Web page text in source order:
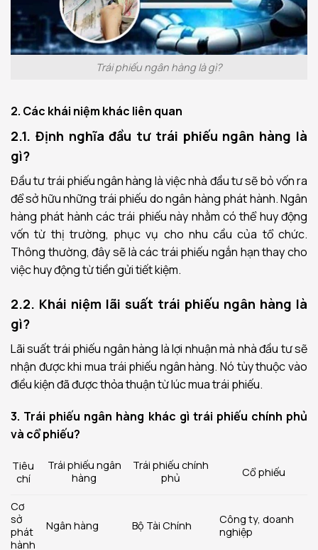
Trái phiếu ngân hàng là gì?
2. Các khái niệm khác liên quan
2.1. Định nghĩa đầu tư trái phiếu ngân hàng là
gì?
Đầu tư trái phiếu ngân hàng là việc nhà đầu tư sẽ bỏ vốn ra
để sở hữu những trái phiếu do ngân hàng phát hành. Ngân
hàng phát hành các trái phiếu này nhằm có thể huy động
vốn từ thị trường, phục vụ cho nhu cầu của tổ chức.
Thông thường, đây sẽ là các trái phiếu ngắn hạn thay cho
việc huy động từ tiền gửi tiết kiệm.
2.2. Khái niệm lãi suất trái phiếu ngân hàng là
gì?
Lãi suất trái phiếu ngân hàng là lợi nhuận mà nhà đầu tư sẽ
nhận được khi mua trái phiếu ngân hàng. Nó tùy thuộc vào
điều kiện đã được thỏa thuận từ lúc mua trái phiếu.
3. Trái phiếu ngân hàng khác gì trái phiếu chính phủ
và cổ phiếu?
Tiêu
chí
Trái phiếu ngân
hàng
Trái phiếu chính
phủ
Cổ phiếu
Cơ
sở
phát
hành
Ngân hàng Bộ Tài Chính
Công ty, doanh
nghiệp